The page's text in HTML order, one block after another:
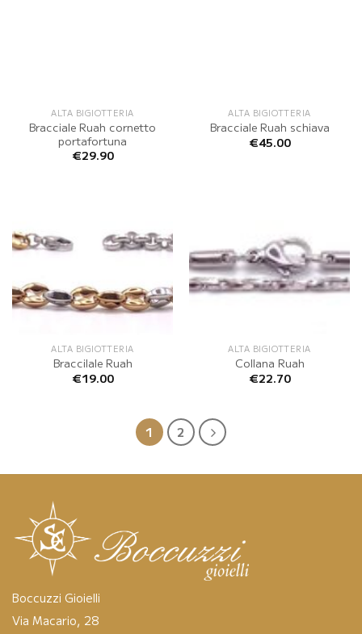
ALTA BIGIOTTERIA
Bracciale Ruah cornetto
portafortuna
€29.90
ALTA BIGIOTTERIA
Bracciale Ruah schiava
€45.00
ALTA BIGIOTTERIA
Braccilale Ruah
€19.00
ALTA BIGIOTTERIA
Collana Ruah
€22.70
1 2
Boccuzzi Gioielli
Via Macario, 28